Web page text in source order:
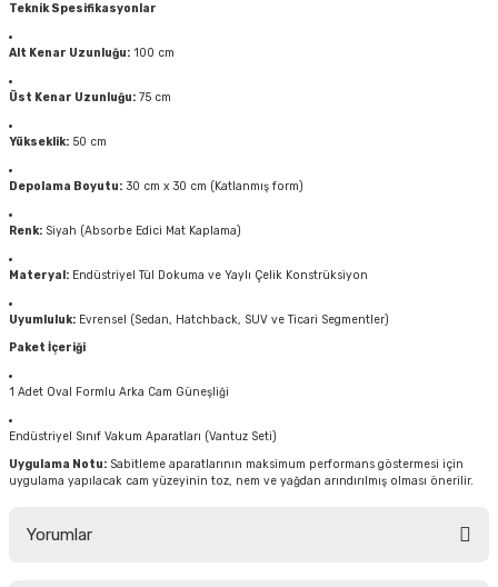
Teknik Spesifikasyonlar
Alt Kenar Uzunluğu: 100 cm
Üst Kenar Uzunluğu: 75 cm
Yükseklik: 50 cm
Depolama Boyutu: 30 cm x 30 cm (Katlanmış form)
Renk: Siyah (Absorbe Edici Mat Kaplama)
Materyal: Endüstriyel Tül Dokuma ve Yaylı Çelik Konstrüksiyon
Uyumluluk: Evrensel (Sedan, Hatchback, SUV ve Ticari Segmentler)
Paket İçeriği
1 Adet Oval Formlu Arka Cam Güneşliği
Endüstriyel Sınıf Vakum Aparatları (Vantuz Seti)
Uygulama Notu: Sabitleme aparatlarının maksimum performans göstermesi için
uygulama yapılacak cam yüzeyinin toz, nem ve yağdan arındırılmış olması önerilir.
Yorumlar